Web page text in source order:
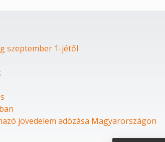
szeptember 1-jétől
jövedelem adózása Magyarországon